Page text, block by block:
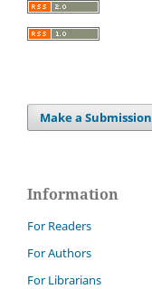
Make a Submission
Information
For Readers
For Authors
For Librarians